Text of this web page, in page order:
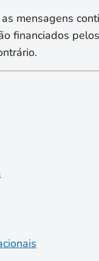
mensagens
financiados